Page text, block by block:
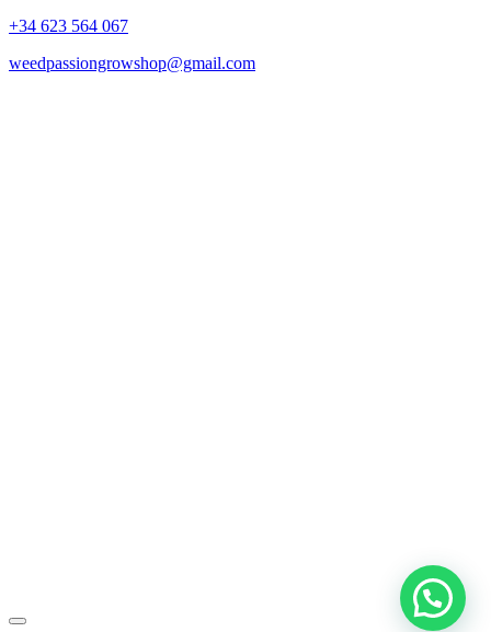
+34 623 564 067
weedpassiongrowshop@gmail.com